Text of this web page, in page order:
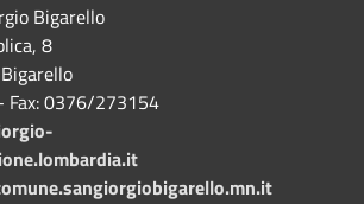
Bigarello
8
0376/273154